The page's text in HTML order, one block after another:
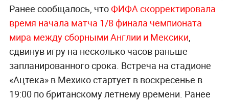
Ранее сообщалось, чтоФИФА скорректировала
время начала матча 1/8 финала чемпионата
мира между сборными Англии и Мексики,
сдвинув игру на несколько часов раньше
запланированного срока. Встреча на стадионе
«Ацтека» в Мехико стартует в воскресенье в
19:00 по британскому летнему времени. Ранее